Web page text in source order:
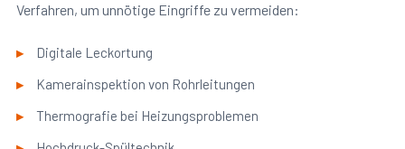
Verfahren, um unnötige Eingriffe zu vermeiden:
Digitale Leckortung
Kamerainspektion von Rohrleitungen
Thermografie bei Heizungsproblemen